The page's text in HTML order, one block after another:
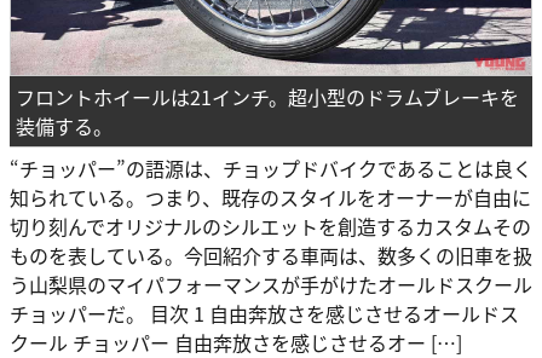
フロントホイールは21インチ。超小型のドラムブレーキを
装備する。
“チョッパー”の語源は、チョップドバイクであることは良く
知られている。つまり、既存のスタイルをオーナーが自由に
切り刻んでオリジナルのシルエットを創造するカスタムその
ものを表している。今回紹介する車両は、数多くの旧車を扱
う山梨県のマイパフォーマンスが手がけたオールドスクール
チョッパーだ。 目次 1 自由奔放さを感じさせるオールドス
クール チョッパー 自由奔放さを感じさせるオー […]